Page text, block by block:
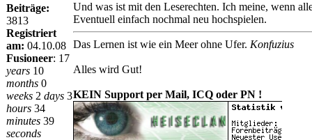
Beiträge:
3813
Registriert
am: 04.10.08
Fusioneer: 17
years 10
months 0
weeks 2 days 3
hours 34
minutes 39
seconds
Und was ist mit den Leserechten. Ich meine, wenn
Eventuell einfach nochmal neu hochspielen.
Das Lernen ist wie ein Meer ohne Ufer. Konfuzius
Alles wird Gut!
KEIN Support per Mail, ICQ oder PN !